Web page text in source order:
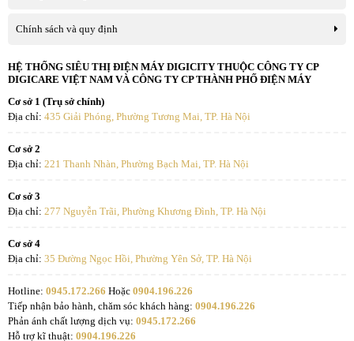
Chính sách và quy định
HỆ THỐNG SIÊU THỊ ĐIỆN MÁY DIGICITY THUỘC CÔNG TY CP
DIGICARE VIỆT NAM VÀ CÔNG TY CP THÀNH PHỐ ĐIỆN MÁY
Cơ sở 1 (Trụ sở chính)
Địa chỉ: 435 Giải Phóng, Phường Tương Mai, TP. Hà Nội
Cơ sở 2
Địa chỉ: 221 Thanh Nhàn, Phường Bạch Mai, TP. Hà Nội
Cơ sở 3
Địa chỉ: 277 Nguyễn Trãi, Phường Khương Đình, TP. Hà Nội
Cơ sở 4
Địa chỉ: 35 Đường Ngọc Hồi, Phường Yên Sở, TP. Hà Nội
Hotline: 0945.172.266 Hoặc 0904.196.226
Tiếp nhận bảo hành, chăm sóc khách hàng: 0904.196.226
Phản ánh chất lượng dịch vụ: 0945.172.266
Hỗ trợ kĩ thuật: 0904.196.226